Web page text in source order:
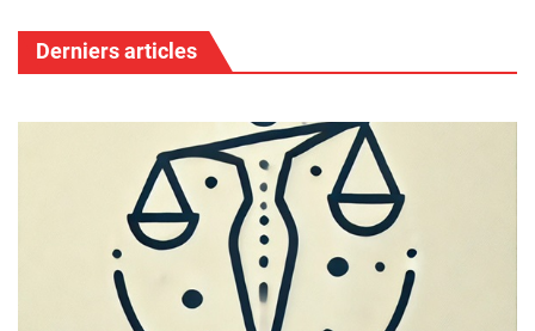
Derniers articles